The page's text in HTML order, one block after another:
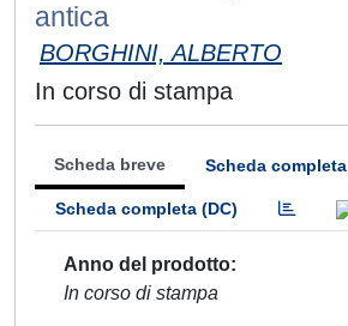
antica
BORGHINI, ALBERTO
In corso di stampa
Scheda breve Scheda completa
Scheda completa (DC)
Anno del prodotto
In corso di stampa